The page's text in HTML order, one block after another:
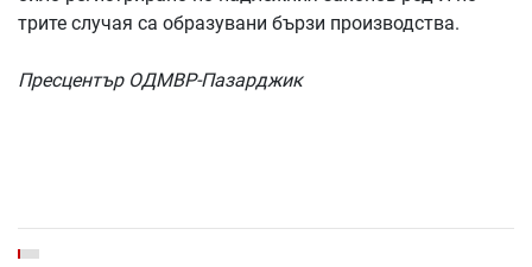
трите случая са образувани бързи производства.
Пресцентър ОДМВР-Пазарджик